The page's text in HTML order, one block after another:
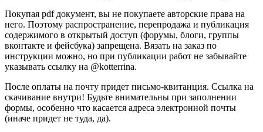
Покупая pdf документ, вы не покупаете авторские права на
него. Поэтому распространение, перепродажа и публикация
содержимого в открытый доступ (форумы, блоги, группы
вконтакте и фейсбука) запрещена. Вязать на заказ по
инструкции можно, но при публикации работ не забывайте
указывать ссылку на @kotterrina.
После оплаты на почту придет письмо-квитанция. Ссылка на
скачивание внутри! Будьте внимательны при заполнении
формы, особенно что касается адреса электронной почты
(иначе придет не туда, да).